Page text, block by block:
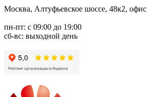
Москва, Алтуфьевское шоссе, 48к2,
пн-пт: с 09:00 до 19:00
сб-вс: выходной день